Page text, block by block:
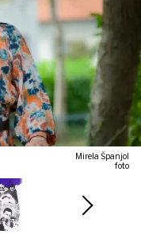
Mirela Španjol
foto